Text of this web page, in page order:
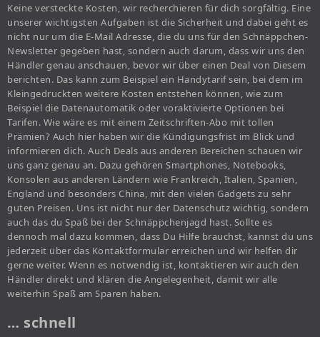
Keine versteckte Kosten, wir recherchieren für dich sorgfältig. Eine
unserer wichtigsten Aufgaben ist die Sicherheit und dabei geht es
nicht nur um die E-Mail Adresse, die du uns für den Schnäppchen-
Newsletter gegeben hast, sondern auch darum, dass wir uns den
Händler genau anschauen, bevor wir über einen Deal von Diesem
berichten. Das kann zum Beispiel ein Handytarif sein, bei dem im
Kleingedruckten weitere Kosten entstehen können, wie zum
Beispiel die Datenautomatik oder voraktivierte Optionen bei
Tarifen. Wie wäre es mit einem Zeitschriften-Abo mit tollen
Prämien? Auch hier haben wir die Kündigungsfrist im Blick und
informieren dich. Auch Deals aus anderen Bereichen schauen wir
uns ganz genau an. Dazu gehören Smartphones, Notebooks,
Konsolen aus anderen Ländern wie Frankreich, Italien, Spanien,
England und besonders China, mit den vielen Gadgets zu sehr
guten Preisen. Uns ist nicht nur der Datenschutz wichtig, sondern
auch das du Spaß bei der Schnäppchenjagd hast. Sollte es
dennoch mal dazu kommen, dass Du Hilfe brauchst, kannst du uns
jederzeit über das Kontaktformular erreichen und wir helfen dir
gerne weiter. Wenn es notwendig ist, kontaktieren wir auch den
Händler direkt und klären die Angelegenheit, damit wir alle
weiterhin Spaß am Sparen haben.
… schnell